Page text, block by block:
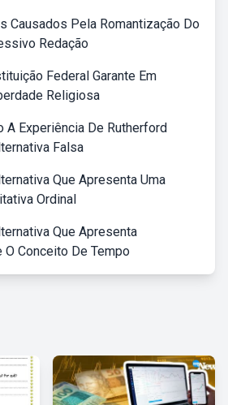
Causados Pela Romantização Do
Redação
Federal Garante Em
Religiosa
A Experiência De Rutherford
Falsa
Que Apresenta Uma
Ordinal
Que Apresenta
O Conceito De Tempo